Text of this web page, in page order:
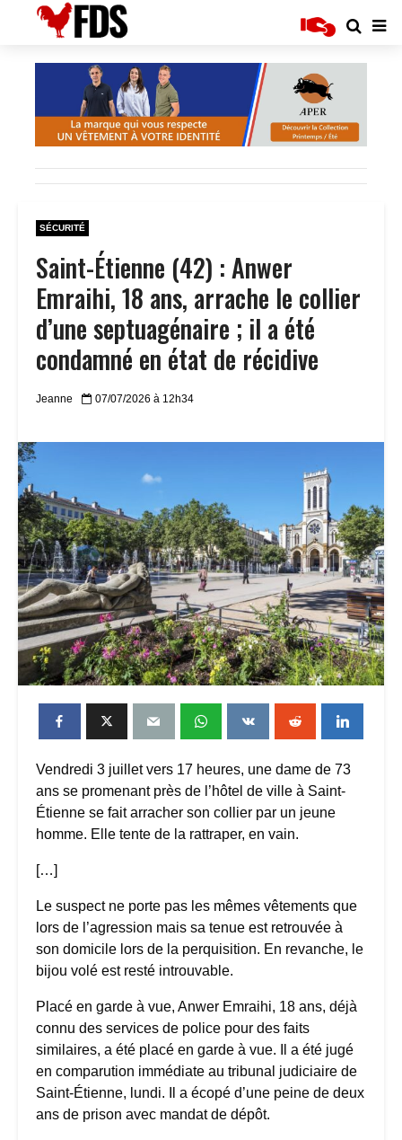
SÉCURITÉ
Saint-Étienne (42) : Anwer
Emraihi, 18 ans, arrache le collier
d’une septuagénaire ; il a été
condamné en état de récidive
Jeanne 07/07/2026 à 12h34
Vendredi 3 juillet vers 17 heures, une dame de 73
ans se promenant près de l’hôtel de ville à Saint-
Étienne se fait arracher son collier par un jeune
homme. Elle tente de la rattraper, en vain.
[…]
Le suspect ne porte pas les mêmes vêtements que
lors de l’agression mais sa tenue est retrouvée à
son domicile lors de la perquisition. En revanche, le
bijou volé est resté introuvable.
Placé en garde à vue, Anwer Emraihi, 18 ans, déjà
connu des services de police pour des faits
similaires, a été placé en garde à vue. Il a été jugé
en comparution immédiate au tribunal judiciaire de
Saint-Étienne, lundi. Il a écopé d’une peine de deux
ans de prison avec mandat de dépôt.